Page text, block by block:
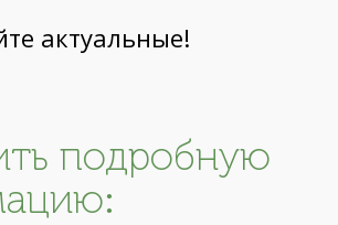
актуальные!
подробную